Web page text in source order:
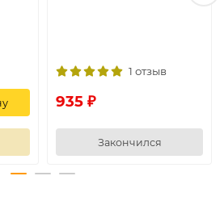
1 отзыв
935 ₽
Закончился